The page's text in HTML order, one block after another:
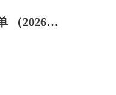
大理日报 | 大理白族自治州人民代表大会常务委员会任职名单 （2026年6月27日大理白族自治州第十五届人民代表大会常务委员会第三十一次会议通过）